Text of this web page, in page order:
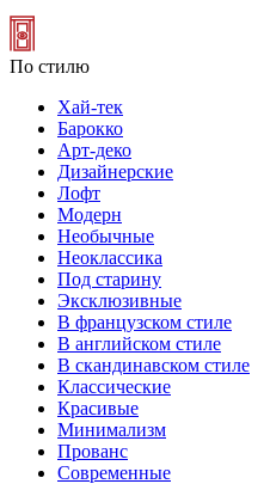
По стилю
Хай-тек
Барокко
Арт-деко
Дизайнерские
Лофт
Модерн
Необычные
Неоклассика
Под старину
Эксклюзивные
В французском стиле
В английском стиле
В скандинавском стиле
Классические
Красивые
Минимализм
Прованс
Современные